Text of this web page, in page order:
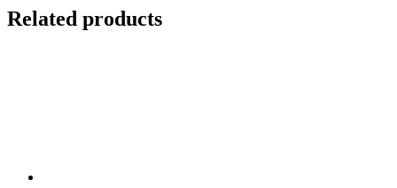
Related products